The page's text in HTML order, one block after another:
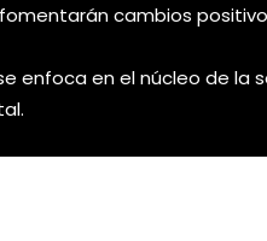
cambios
enfoca en el núcleo de la